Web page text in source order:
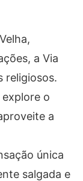
a Via
religiosos.
o
a
única
salgada e